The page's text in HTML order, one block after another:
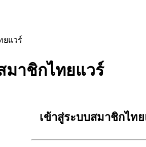
มาชิกไทยแวร์
เข้าสู่ระบบสมาชิกไท